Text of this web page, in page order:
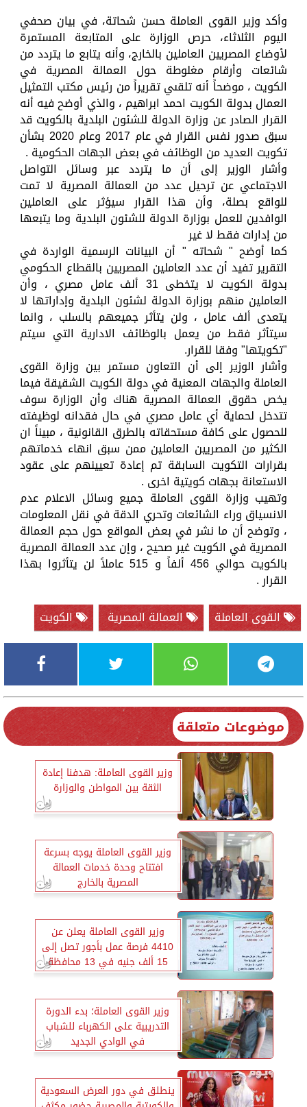
وأكد وزير القوى العاملة حسن شحاتة، في بيان صحفي
اليوم الثلاثاء، حرص الوزارة على المتابعة المستمرة
لأوضاع المصريين العاملين بالخارج، وأنه يتابع ما يتردد من
شائعات وأرقام مغلوطة حول العمالة المصرية في
الكويت ، موضحاً أنه تلقىي تقريراً من رئيس مكتب التمثيل
العمال بدولة الكويت احمد ابراهيم ، والذي أوضح فيه أنه
القرار الصادر عن وزارة الدولة للشئون البلدية بالكويت قد
سبق صدور نفس القرار في عام 2017 وعام 2020 بشأن
تكويت العديد من الوظائف في بعض الجهات الحكومية .
وأشار الوزير إلى أن ما يتردد عبر وسائل التواصل
الاجتماعي عن ترحيل عدد من العمالة المصرية لا تمت
للواقع بصلة، وأن هذا القرار سيؤثر على العاملين
الوافدين للعمل بوزارة الدولة للشئون البلدية وما يتبعها
من إدارات فقط لا غير
كما أوضح " شحاته " أن البيانات الرسمية الواردة في
التقرير تفيد أن عدد العاملين المصريين بالقطاع الحكومي
بدولة الكويت لا يتخطى 31 ألف عامل مصري ، وأن
العاملين منهم بوزارة الدولة لشئون البلدية وإداراتها لا
يتعدى ألف عامل ، ولن يتأثر جميعهم بالسلب ، وانما
سيتأثر فقط من يعمل بالوظائف الادارية التي سيتم
"تكويتها" وفقا للقرار.
وأشار الوزير إلى أن التعاون مستمر بين وزارة القوى
العاملة والجهات المعنية في دولة الكويت الشقيقة فيما
يخص حقوق العمالة المصرية هناك وأن الوزارة سوف
تتدخل لحماية أي عامل مصري في حال فقدانه لوظيفته
للحصول على كافة مستحقاته بالطرق القانونية ، مبيناً ان
الكثير من المصريين العاملين ممن سبق انهاء خدماتهم
بقرارات التكويت السابقة تم إعادة تعيينهم على عقود
الاستعانة بجهات كويتية اخرى .
وتهيب وزارة القوى العاملة جميع وسائل الاعلام عدم
الانسياق وراء الشائعات وتحري الدقة في نقل المعلومات
، وتوضح أن ما نشر في بعض المواقع حول حجم العمالة
المصرية في الكويت غير صحيح ، وإن عدد العمالة المصرية
بالكويت حوالي 456 ألفاً و 515 عاملاً لن يتأثروا بهذا
القرار .
القوى العاملة
العمالة المصرية الكويت
موضوعات متعلقة
وزير القوى العاملة: هدفنا إعادة
الثقة بين المواطن والوزارة
وزير القوى العاملة يوجه بسرعة
افتتاح وحدة خدمات العمالة
المصرية بالخارج
وزير القوى العاملة يعلن عن
4410 فرصة عمل بأجور تصل إلى
15 ألف جنيه في 13 محافظة
وزير القوى العاملة؛ بدء الدورة
التدريبية على الكهرباء للشباب
في الوادي الجديد
ينطلق في دور العرض السعودية